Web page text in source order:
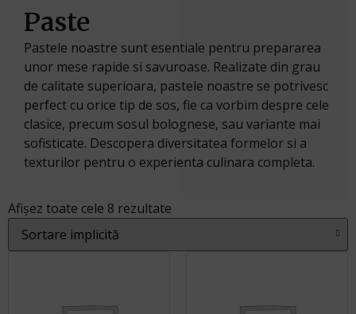
Paste
Pastele noastre sunt esentiale pentru prepararea
unor mese rapide si savuroase. Realizate din grau
de calitate superioara, pastele noastre se potrivesc
perfect cu orice tip de sos, fie ca vorbim despre cele
clasice, precum sosul bolognese, sau variante mai
sofisticate. Descopera diversitatea formelor si a
texturilor pentru o experienta culinara completa.
Afișez toate cele 8 rezultate